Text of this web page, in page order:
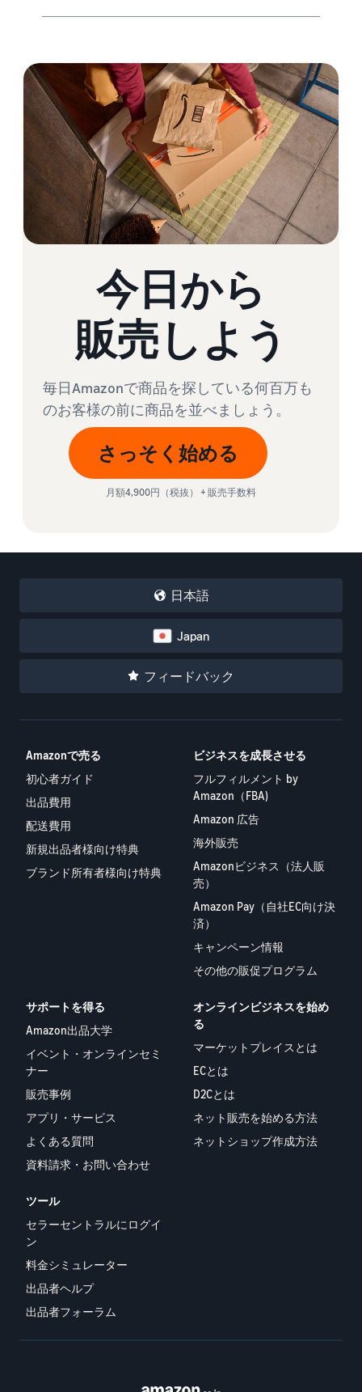
今日から
販売しよう
毎日Amazonで商品を探している何百万も
のお客様の前に商品を並べましょう。
さっそく始める
月額4,900円（税抜） + 販売手数料
日本語
Japan
フィードバック
Amazonで売る
初心者ガイド
出品費用
配送費用
新規出品者様向け特典
ブランド所有者様向け特典
ビジネスを成長させる
フルフィルメント by
Amazon（FBA)
Amazon 広告
海外販売
Amazonビジネス（法人販
売）
Amazon Pay（自社EC向け決
済）
キャンペーン情報
その他の販促プログラム
サポートを得る
Amazon出品大学
イベント・オンラインセミ
ナー
販売事例
アプリ・サービス
よくある質問
資料請求・お問い合わせ
オンラインビジネスを始め
る
マーケットプレイスとは
ECとは
D2Cとは
ネット販売を始める方法
ネットショップ作成方法
ツール
セラーセントラルにログイ
ン
料金シミュレーター
出品者ヘルプ
出品者フォーラム